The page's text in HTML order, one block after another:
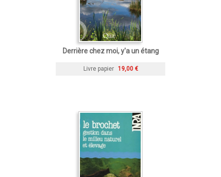
Derrière chez moi, y'a un étang
Livre papier 19,00 €